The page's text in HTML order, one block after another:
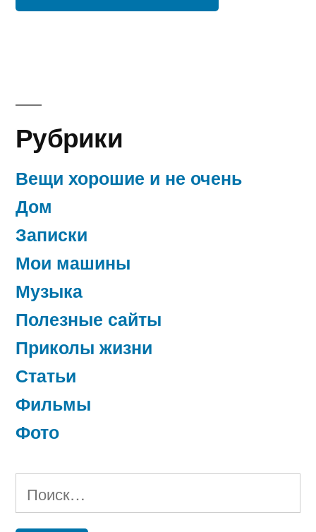
Рубрики
Вещи хорошие и не очень
Дом
Записки
Мои машины
Музыка
Полезные сайты
Приколы жизни
Статьи
Фильмы
Фото
Найти: